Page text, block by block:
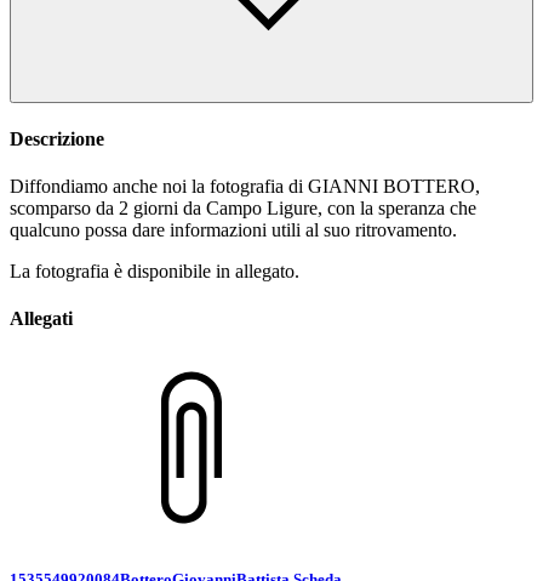
Descrizione
Diffondiamo anche noi la fotografia di GIANNI BOTTERO,
scomparso da 2 giorni da Campo Ligure, con la speranza che
qualcuno possa dare informazioni utili al suo ritrovamento.
La fotografia è disponibile in allegato.
Allegati